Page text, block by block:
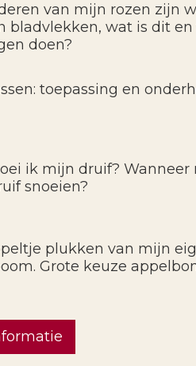
van mijn rozen zijn
bladvlekken, wat is dit
doen?
toepassing en
ik mijn druif? Wanneer
snoeien?
plukken van mijn
Grote keuze